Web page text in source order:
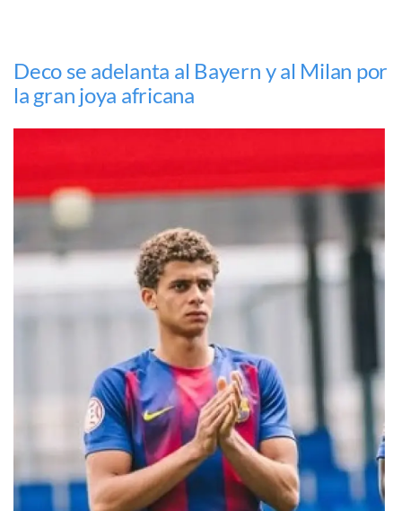
Deco se adelanta al Bayern y al Milan por
la gran joya africana